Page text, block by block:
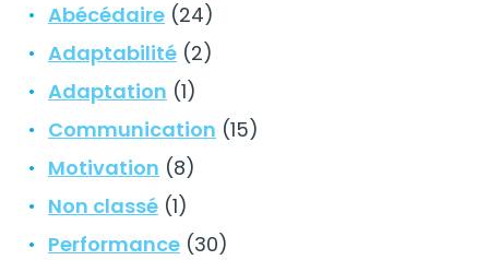
Abécédaire (24)
Adaptabilité (2)
Adaptation (1)
Communication (15)
Motivation (8)
Non classé (1)
Performance (30)